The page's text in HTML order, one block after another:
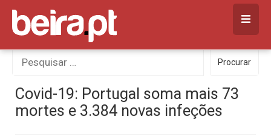
Skip
content
Procurar
por:
Procurar
Covid-19: Portugal soma mais 73
mortes e 3.384 novas infeções